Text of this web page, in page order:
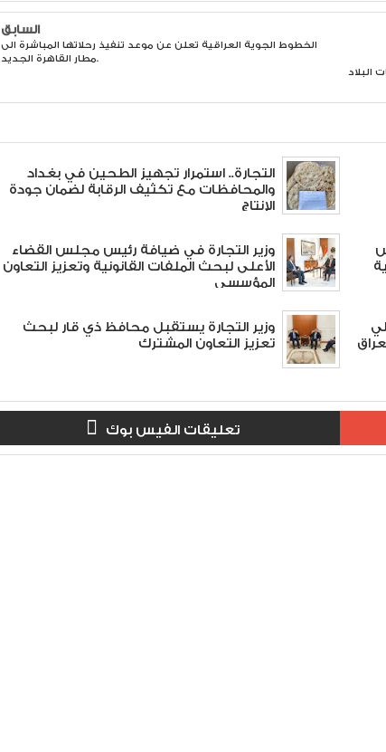
البلاد
السابق
الخطوط الجوية العراقية تعلن عن موعد تنفيذ رحلاتها المباشرة الى
مطار القاهرة الجديد.
التجارة.. استمرار تجهيز الطحين في بغداد
والمحافظات مع تكثيف الرقابة لضمان جودة
الإنتاج
وزير التجارة في ضيافة رئيس مجلس القضاء
الأعلى لبحث الملفات القانونية وتعزيز التعاون
المؤسسي
وزير التجارة يستقبل محافظ ذي قار لبحث
تعزيز التعاون المشترك
تعليقات الفيس بوك